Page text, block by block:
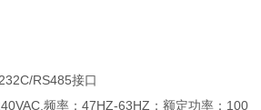
RS485接口
频率：47HZ-63HZ；额定功率：100